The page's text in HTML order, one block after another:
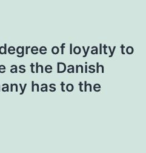
of loyalty to
as the Danish
has to the